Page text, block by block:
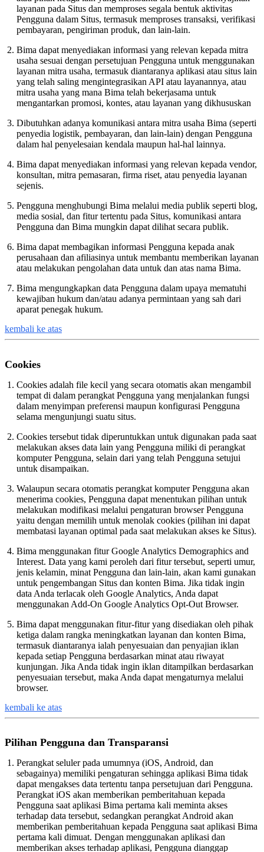
layanan pada Situs dan memproses segala bentuk aktivitas
Pengguna dalam Situs, termasuk memproses transaksi, verifikasi
pembayaran, pengiriman produk, dan lain-lain.
Bima dapat menyediakan informasi yang relevan kepada mitra
usaha sesuai dengan persetujuan Pengguna untuk menggunakan
layanan mitra usaha, termasuk diantaranya aplikasi atau situs lain
yang telah saling mengintegrasikan API atau layanannya, atau
mitra usaha yang mana Bima telah bekerjasama untuk
mengantarkan promosi, kontes, atau layanan yang dikhususkan
Dibutuhkan adanya komunikasi antara mitra usaha Bima (seperti
penyedia logistik, pembayaran, dan lain-lain) dengan Pengguna
dalam hal penyelesaian kendala maupun hal-hal lainnya.
Bima dapat menyediakan informasi yang relevan kepada vendor,
konsultan, mitra pemasaran, firma riset, atau penyedia layanan
sejenis.
Pengguna menghubungi Bima melalui media publik seperti blog,
media sosial, dan fitur tertentu pada Situs, komunikasi antara
Pengguna dan Bima mungkin dapat dilihat secara publik.
Bima dapat membagikan informasi Pengguna kepada anak
perusahaan dan afiliasinya untuk membantu memberikan layanan
atau melakukan pengolahan data untuk dan atas nama Bima.
Bima mengungkapkan data Pengguna dalam upaya mematuhi
kewajiban hukum dan/atau adanya permintaan yang sah dari
aparat penegak hukum.
kembali ke atas
Cookies
Cookies adalah file kecil yang secara otomatis akan mengambil
tempat di dalam perangkat Pengguna yang menjalankan fungsi
dalam menyimpan preferensi maupun konfigurasi Pengguna
selama mengunjungi suatu situs.
Cookies tersebut tidak diperuntukkan untuk digunakan pada saat
melakukan akses data lain yang Pengguna miliki di perangkat
komputer Pengguna, selain dari yang telah Pengguna setujui
untuk disampaikan.
Walaupun secara otomatis perangkat komputer Pengguna akan
menerima cookies, Pengguna dapat menentukan pilihan untuk
melakukan modifikasi melalui pengaturan browser Pengguna
yaitu dengan memilih untuk menolak cookies (pilihan ini dapat
membatasi layanan optimal pada saat melakukan akses ke Situs).
Bima menggunakan fitur Google Analytics Demographics and
Interest. Data yang kami peroleh dari fitur tersebut, seperti umur,
jenis kelamin, minat Pengguna dan lain-lain, akan kami gunakan
untuk pengembangan Situs dan konten Bima. Jika tidak ingin
data Anda terlacak oleh Google Analytics, Anda dapat
menggunakan Add-On Google Analytics Opt-Out Browser.
Bima dapat menggunakan fitur-fitur yang disediakan oleh pihak
ketiga dalam rangka meningkatkan layanan dan konten Bima,
termasuk diantaranya ialah penyesuaian dan penyajian iklan
kepada setiap Pengguna berdasarkan minat atau riwayat
kunjungan. Jika Anda tidak ingin iklan ditampilkan berdasarkan
penyesuaian tersebut, maka Anda dapat mengaturnya melalui
browser.
kembali ke atas
Pilihan Pengguna dan Transparansi
Perangkat seluler pada umumnya (iOS, Android, dan
sebagainya) memiliki pengaturan sehingga aplikasi Bima tidak
dapat mengakses data tertentu tanpa persetujuan dari Pengguna.
Perangkat iOS akan memberikan pemberitahuan kepada
Pengguna saat aplikasi Bima pertama kali meminta akses
terhadap data tersebut, sedangkan perangkat Android akan
memberikan pemberitahuan kepada Pengguna saat aplikasi Bima
pertama kali dimuat. Dengan menggunakan aplikasi dan
memberikan akses terhadap aplikasi, Pengguna dianggap